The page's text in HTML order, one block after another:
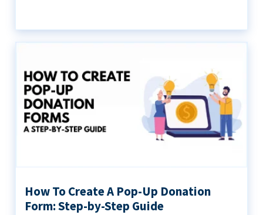
How To Create A Pop-Up Donation
Form: Step-by-Step Guide